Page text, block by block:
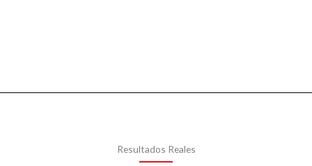
Resultados Reales